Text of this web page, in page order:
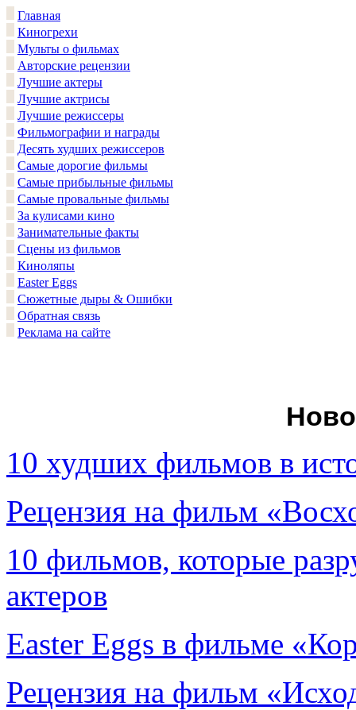
Главная
Киногрехи
Мульты о фильмах
Авторские рецензии
Лучшие актеры
Лучшие актрисы
Лучшие режиссеры
Фильмографии и награды
Десять худших режиссеров
Самые дорогие фильмы
Самые прибыльные фильмы
Самые провальные фильмы
За кулисами кино
Занимательные факты
Сцены из фильмов
Киноляпы
Easter Eggs
Сюжетные дыры & Ошибки
Обратная связь
Реклама на сайте
10 худших фильмов в
Рецензия на фильм
10 фильмов, которые
актеров
Easter Eggs в фильме
Рецензия на фильм